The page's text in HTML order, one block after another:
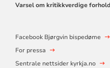
Varsel om kritikkverdige forhold
Facebook Bjørgvin bispedøme
For pressa
Sentrale nettsider kyrkja.no